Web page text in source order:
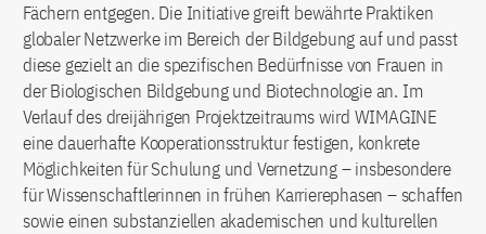
Fächern entgegen. Die Initiative greift bewährte Praktiken
globaler Netzwerke im Bereich der Bildgebung auf und passt
diese gezielt an die spezifischen Bedürfnisse von Frauen in
der Biologischen Bildgebung und Biotechnologie an. Im
Verlauf des dreijährigen Projektzeitraums wird WIMAGINE
eine dauerhafte Kooperationsstruktur festigen, konkrete
Möglichkeiten für Schulung und Vernetzung – insbesondere
für Wissenschaftlerinnen in frühen Karrierephasen – schaffen
sowie einen substanziellen akademischen und kulturellen